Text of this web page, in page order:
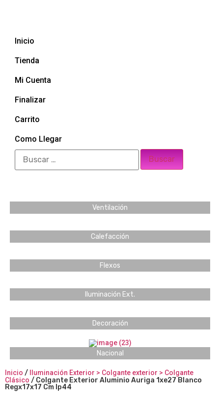
Inicio
Tienda
Mi Cuenta
Finalizar
Carrito
Como Llegar
Ventilación
Calefacción
Flexos
Iluminación Ext.
Decoración
Nacional
Inicio /
Iluminación Exterior > Colgante exterior > Colgante
Clásico / Colgante Exterior Aluminio Auriga 1xe27 Blanco
Regx17x17 Cm Ip44